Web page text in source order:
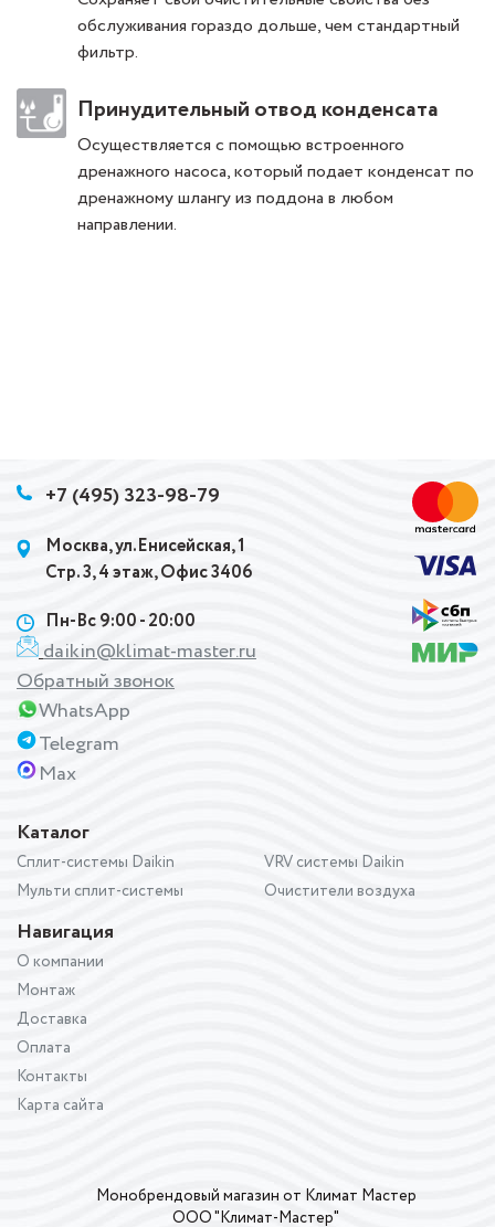
обслуживания гораздо дольше, чем стандартный
фильтр.
Принудительный отвод конденсата
Осуществляется с помощью встроенного
дренажного насоса, который подает конденсат по
дренажному шлангу из поддона в любом
направлении.
Каталог
Сплит-системы Daikin
Мульти сплит-системы
VRV системы Daikin
Очистители воздуха
Навигация
О компании
Монтаж
Доставка
Оплата
Контакты
Карта сайта
+7 (495) 323-98-79
Москва, ул.Енисейская, 1
Стр. 3, 4 этаж, Офис 3406
Пн-Вс 9:00 - 20:00
daikin@klimat-master.ru
Обратный звонок
WhatsApp
Telegram
Max
Монобрендовый магазин от Климат Мастер
ООО "Климат-Мастер"